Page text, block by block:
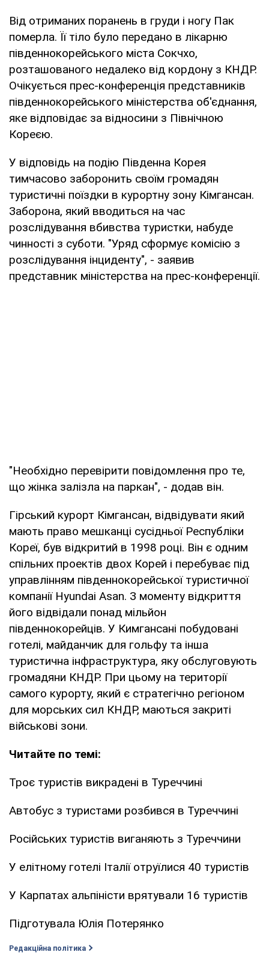
Від отриманих поранень в груди і ногу Пак
померла. Її тіло було передано в лікарню
південнокорейського міста Сокчхо,
розташованого недалеко від кордону з КНДР.
Очікується прес-конференція представників
південнокорейського міністерства об'єднання,
яке відповідає за відносини з Північною
Кореєю.
У відповідь на подію Південна Корея
тимчасово заборонить своїм громадян
туристичні поїздки в курортну зону Кімгансан.
Заборона, який вводиться на час
розслідування вбивства туристки, набуде
чинності з суботи. "Уряд сформує комісію з
розслідування інциденту", - заявив
представник міністерства на прес-конференції.
"Необхідно перевірити повідомлення про те,
що жінка залізла на паркан", - додав він.
Гірський курорт Кімгансан, відвідувати який
мають право мешканці сусідньої Республіки
Кореї, був відкритий в 1998 році. Він є одним
спільних проектів двох Корей і перебуває під
управлінням південнокорейської туристичної
компанії Hyundai Asan. З моменту відкриття
його відвідали понад мільйон
південнокорейців. У Кимгансані побудовані
готелі, майданчик для гольфу та інша
туристична інфраструктура, яку обслуговують
громадяни КНДР. При цьому на території
самого курорту, який є стратегічно регіоном
для морських сил КНДР, маються закриті
військові зони.
Читайте по темі:
Троє туристів викрадені в Туреччині
Автобус з туристами розбився в Туреччині
Російських туристів виганяють з Туреччини
У елітному готелі Італії отруїлися 40 туристів
У Карпатах альпіністи врятували 16 туристів
Підготувала Юлія Потерянко
Редакційна політика